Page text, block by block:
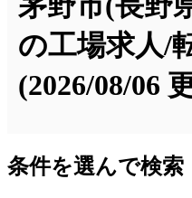
の工場求人/
(2026/08/06
条件を選んで検索